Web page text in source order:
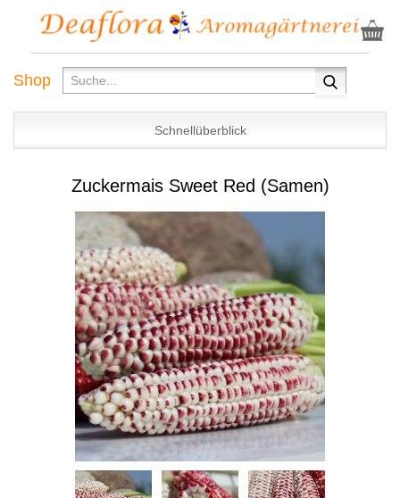
Shop
Schnellüberblick
Zuckermais Sweet Red (Samen)